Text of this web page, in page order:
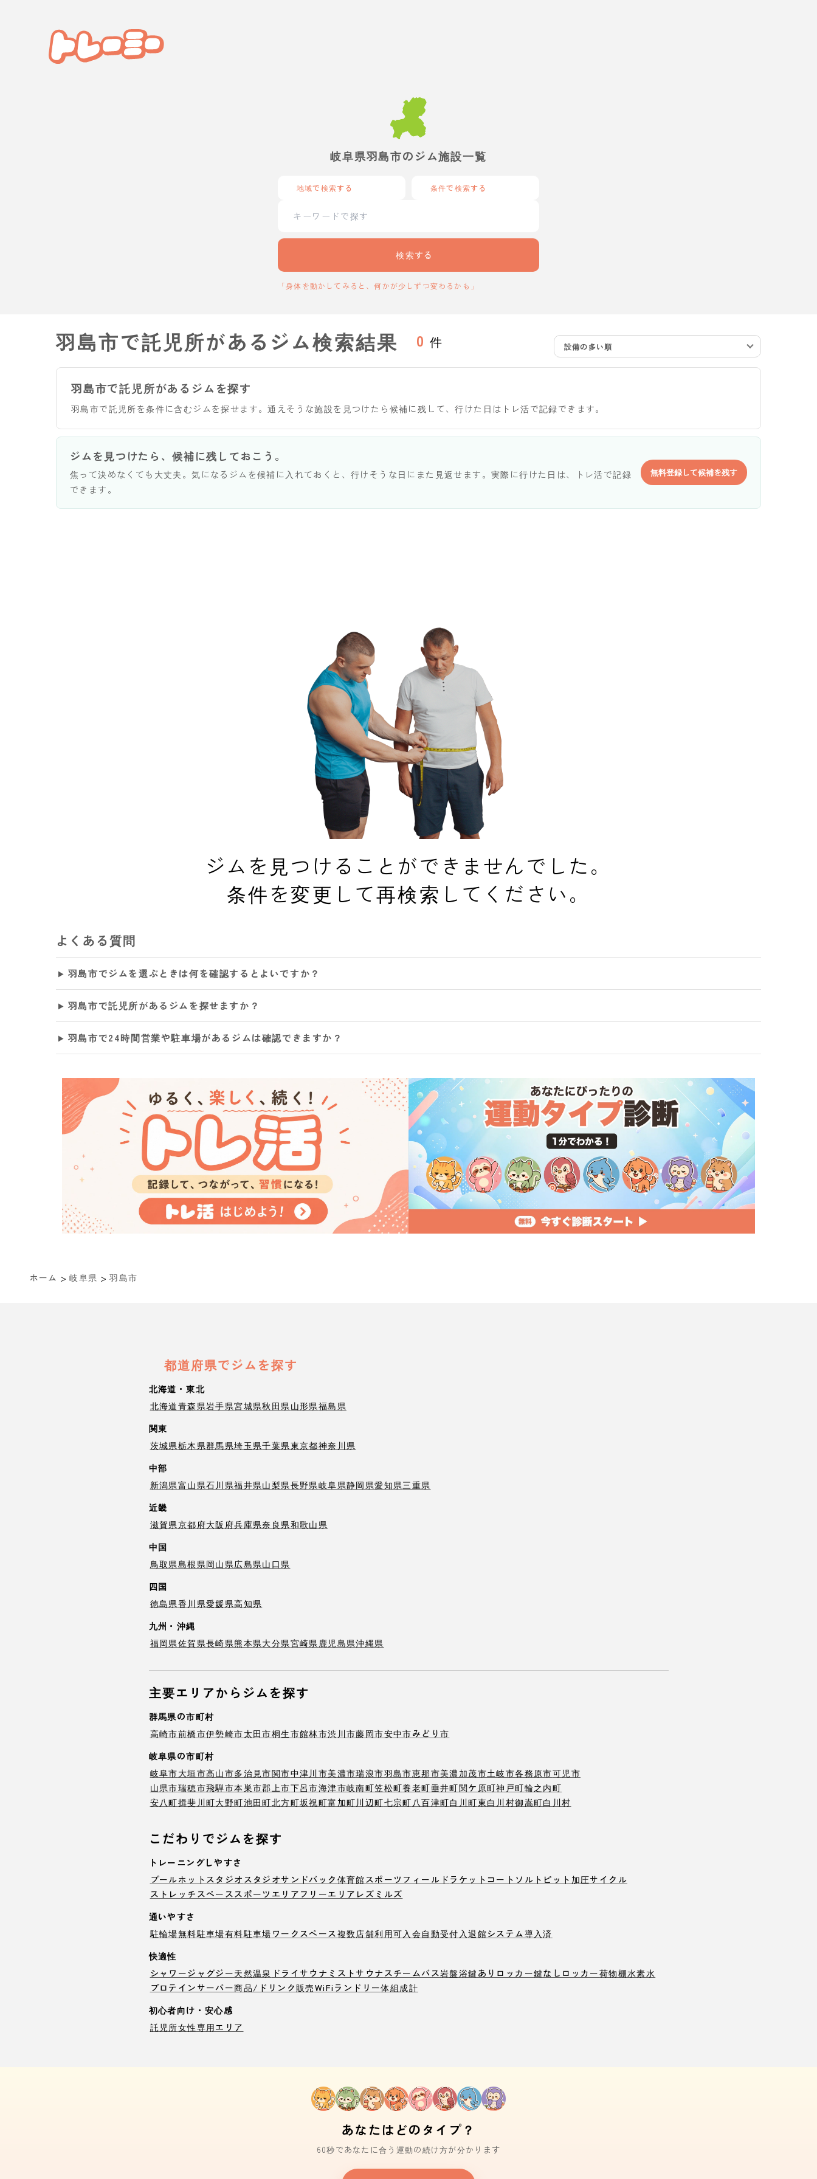
岐阜県羽島市のジム施設一覧
地域で検索する 条件で検索する
検索する
「身体を動かしてみると、何かが少しずつ変わるかも」
羽島市で託児所があるジム検索結果 0 件 設備の多い順
羽島市で託児所があるジムを探す
羽島市で託児所を条件に含むジムを探せます。通えそうな施設を見つけたら候補に残して、行けた日はトレ活で記録できます。
ジムを見つけたら、候補に残しておこう。
焦って決めなくても大丈夫。気になるジムを候補に入れておくと、行けそうな日にまた見返せます。実際に行けた日は、トレ活で記録
できます。
無料登録して候補を残す
ジムを見つけることができませんでした。
条件を変更して再検索してください。
よくある質問
羽島市でジムを選ぶときは何を確認するとよいですか？
羽島市で託児所があるジムを探せますか？
羽島市で24時間営業や駐車場があるジムは確認できますか？
ホーム > 岐阜県 > 羽島市
都道府県でジムを探す
北海道・東北
北海道青森県岩手県宮城県秋田県山形県福島県
関東
茨城県栃木県群馬県埼玉県千葉県東京都神奈川県
中部
新潟県富山県石川県福井県山梨県長野県岐阜県静岡県愛知県三重県
近畿
滋賀県京都府大阪府兵庫県奈良県和歌山県
中国
鳥取県島根県岡山県広島県山口県
四国
徳島県香川県愛媛県高知県
九州・沖縄
福岡県佐賀県長崎県熊本県大分県宮崎県鹿児島県沖縄県
主要エリアからジムを探す
群馬県の市町村
高崎市前橋市伊勢崎市太田市桐生市館林市渋川市藤岡市安中市みどり市
岐阜県の市町村
岐阜市大垣市高山市多治見市関市中津川市美濃市瑞浪市羽島市恵那市美濃加茂市土岐市各務原市可児市
山県市瑞穂市飛騨市本巣市郡上市下呂市海津市岐南町笠松町養老町垂井町関ケ原町神戸町輪之内町
安八町揖斐川町大野町池田町北方町坂祝町富加町川辺町七宗町 八百津町白川町東白川村御嵩町白川村
こだわりでジムを探す
トレーニングしやすさ
プールホットスタジオ スタジオサンドバック 体育館スポーツフィールド ラケットコート ソルトピット 加圧サイクル
ストレッチスペーススポーツエリア フリーエリア レズミルズ
通いやすさ
駐輪場無料駐車場有料駐車場 ワークスペース複数店舗利用可入会自動受付 入退館システム導入済
快適性
シャワージャグジー天然温泉 ドライサウナ ミストサウナ スチームバス岩盤浴鍵ありロッカー鍵なしロッカー荷物棚水素水
プロテインサーバー商品/ドリンク販売WiFi ランドリー体組成計
初心者向け・安心感
託児所女性専用エリア
あなたはどのタイプ？
60秒であなたに合う運動の続け方が分かります